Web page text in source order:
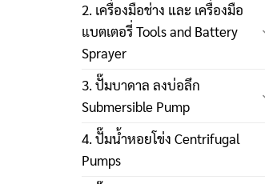
2. เครื่องมือช่าง และ เครื่องมือ
แบตเตอรี่ Tools and Battery
Sprayer
3. ปั๊มบาดาล ลงบ่อลึก
Submersible Pump
4. ปั๊มน้ำหอยโข่ง Centrifugal
Pumps